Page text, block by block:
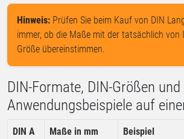
Hinweis: Prüfen Sie beim Kauf von DIN
immer, ob die Maße mit der tatsächlich von
Größe übereinstimmen.
DIN-Formate, DIN-Größen
Anwendungsbeispiele auf
DIN A Maße in mm Beispiel